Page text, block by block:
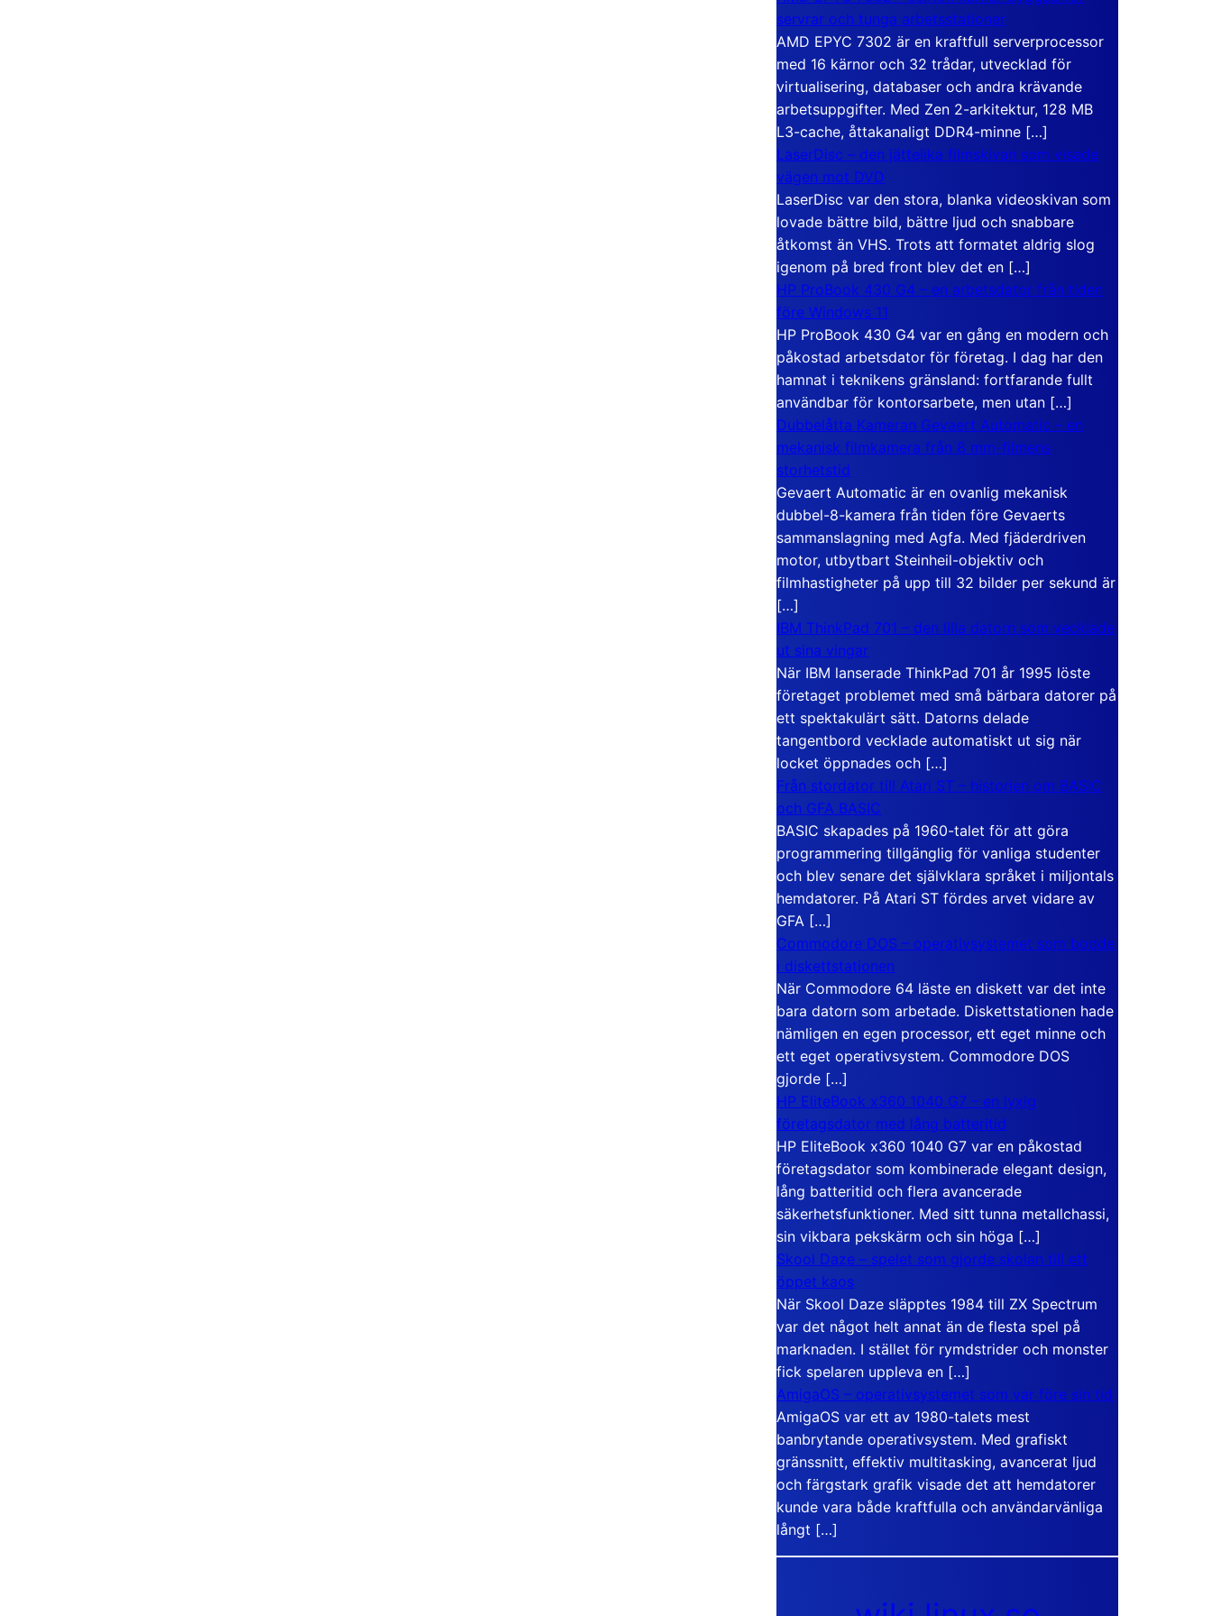
servrar och tunga arbetsstationer
AMD EPYC 7302 är en kraftfull serverprocessor
med 16 kärnor och 32 trådar, utvecklad för
virtualisering, databaser och andra krävande
arbetsuppgifter. Med Zen 2-arkitektur, 128 MB
L3-cache, åttakanaligt DDR4-minne […]
LaserDisc – den jättelika filmskivan som visade
vägen mot DVD
LaserDisc var den stora, blanka videoskivan som
lovade bättre bild, bättre ljud och snabbare
åtkomst än VHS. Trots att formatet aldrig slog
igenom på bred front blev det en […]
HP ProBook 430 G4 – en arbetsdator från tiden
före Windows 11
HP ProBook 430 G4 var en gång en modern och
påkostad arbetsdator för företag. I dag har den
hamnat i teknikens gränsland: fortfarande fullt
användbar för kontorsarbete, men utan […]
Dubbelåtta Kameran Gevaert Automatic – en
mekanisk filmkamera från 8 mm-filmens
storhetstid
Gevaert Automatic är en ovanlig mekanisk
dubbel-8-kamera från tiden före Gevaerts
sammanslagning med Agfa. Med fjäderdriven
motor, utbytbart Steinheil-objektiv och
filmhastigheter på upp till 32 bilder per sekund är
[…]
IBM ThinkPad 701 – den lilla datorn som vecklade
ut sina vingar
När IBM lanserade ThinkPad 701 år 1995 löste
företaget problemet med små bärbara datorer på
ett spektakulärt sätt. Datorns delade
tangentbord vecklade automatiskt ut sig när
locket öppnades och […]
Från stordator till Atari ST – historien om BASIC
och GFA BASIC
BASIC skapades på 1960-talet för att göra
programmering tillgänglig för vanliga studenter
och blev senare det självklara språket i miljontals
hemdatorer. På Atari ST fördes arvet vidare av
GFA […]
Commodore DOS – operativsystemet som bodde
i diskettstationen
När Commodore 64 läste en diskett var det inte
bara datorn som arbetade. Diskettstationen hade
nämligen en egen processor, ett eget minne och
ett eget operativsystem. Commodore DOS
gjorde […]
HP EliteBook x360 1040 G7 – en lyxig
företagsdator med lång batteritid
HP EliteBook x360 1040 G7 var en påkostad
företagsdator som kombinerade elegant design,
lång batteritid och flera avancerade
säkerhetsfunktioner. Med sitt tunna metallchassi,
sin vikbara pekskärm och sin höga […]
Skool Daze – spelet som gjorde skolan till ett
öppet kaos
När Skool Daze släpptes 1984 till ZX Spectrum
var det något helt annat än de flesta spel på
marknaden. I stället för rymdstrider och monster
fick spelaren uppleva en […]
AmigaOS – operativsystemet som var före sin tid
AmigaOS var ett av 1980-talets mest
banbrytande operativsystem. Med grafiskt
gränssnitt, effektiv multitasking, avancerat ljud
och färgstark grafik visade det att hemdatorer
kunde vara både kraftfulla och användarvänliga
långt […]